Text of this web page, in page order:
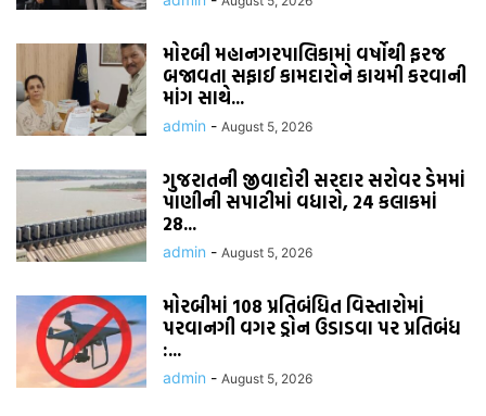
મોરબી મહાનગરપાલિકામાં વર્ષોથી ફરજ
બજાવતા સફાઈ કામદારોને કાયમી કરવાની
માંગ સાથે...
admin - August 5, 2026
ગુજરાતની જીવાદોરી સરદાર સરોવર ડેમમાં
પાણીની સપાટીમાં વધારો, 24 કલાકમાં
28...
admin - August 5, 2026
મોરબીમાં 108 પ્રતિબંધિત વિસ્તારોમાં
પરવાનગી વગર ડ્રોન ઉડાડવા પર પ્રતિબંધ
:...
admin - August 5, 2026